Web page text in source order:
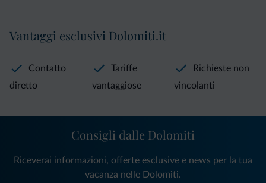
Vantaggi esclusivi Dolomiti.it
Contatto
diretto
Tariffe
vantaggiose
Richieste non
vincolanti
Consigli dalle Dolomiti
Riceverai informazioni, offerte esclusive e news per la tua
vacanza nelle Dolomiti.